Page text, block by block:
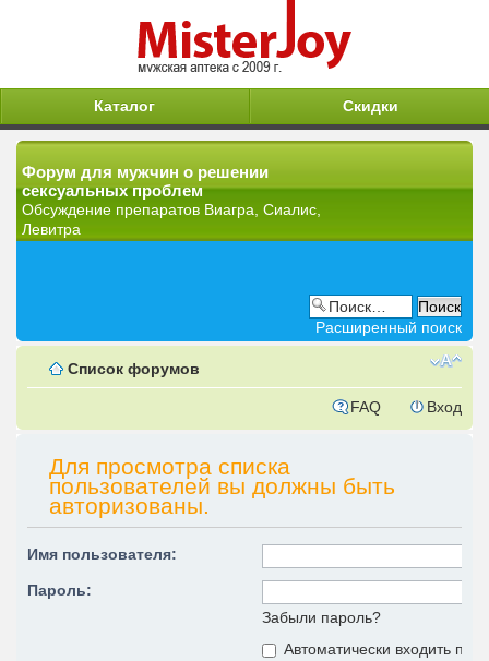
Каталог Скидки
Форум для мужчин о решении
сексуальных проблем
Обсуждение препаратов Виагра, Сиалис,
Левитра
Расширенный поиск
Список форумов
FAQ Вход
Для просмотра списка
пользователей вы должны быть
авторизованы.
Имя пользователя:
Пароль:
Забыли пароль?
Автоматически входить